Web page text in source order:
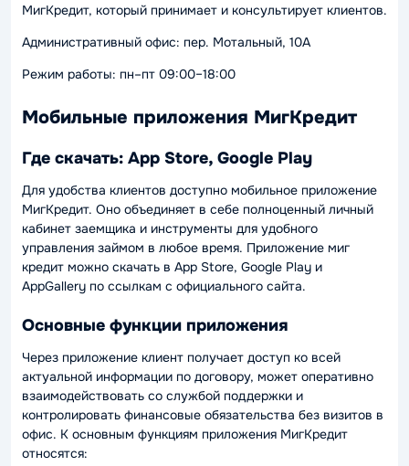
МигКредит, который принимает и консультирует клиентов.
Административный офис: пер. Мотальный, 10А
Режим работы: пн–пт 09:00–18:00
Мобильные приложения МигКредит
Где скачать: App Store, Google Play
Для удобства клиентов доступно мобильное приложение
МигКредит. Оно объединяет в себе полноценный личный
кабинет заемщика и инструменты для удобного
управления займом в любое время. Приложение миг
кредит можно скачать в App Store, Google Play и
AppGallery по ссылкам с официального сайта.
Основные функции приложения
Через приложение клиент получает доступ ко всей
актуальной информации по договору, может оперативно
взаимодействовать со службой поддержки и
контролировать финансовые обязательства без визитов в
офис. К основным функциям приложения МигКредит
относятся: